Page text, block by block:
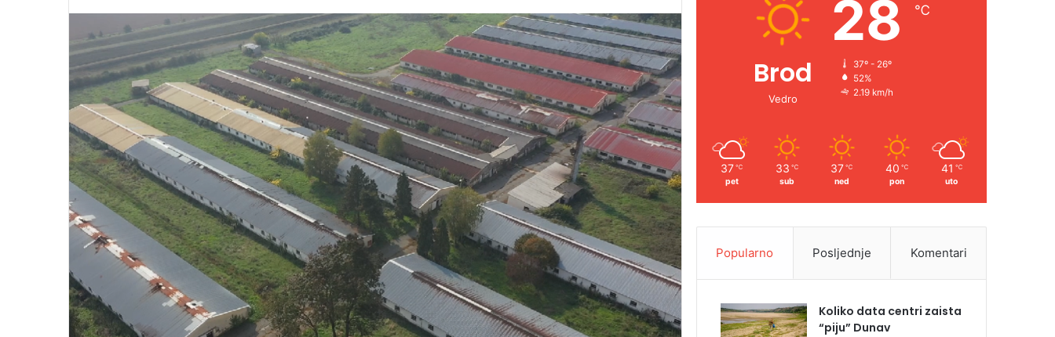
a
n
e
a
l
Brod
Vedro
28 ℃
37º - 26º
52%
2.19 km/h
37 ℃
pet
33 ℃
sub
37 ℃
ned
40 ℃
pon
41 ℃
uto
Popularno Posljednje Komentari
Koliko data centri zaista
“piju” Dunav